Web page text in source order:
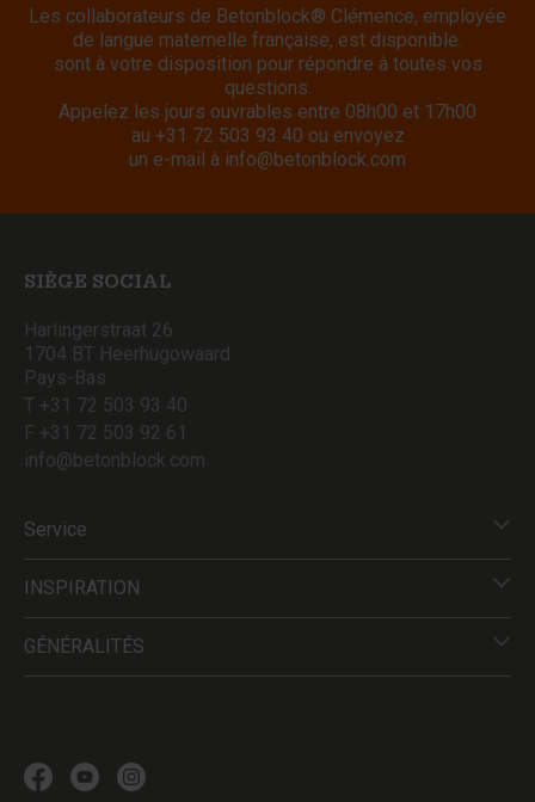
Les collaborateurs de Betonblock® Clémence, employée
de langue maternelle française, est disponible.
sont à votre disposition pour répondre à toutes vos
questions.
Appelez les jours ouvrables entre 08h00 et 17h00
au +31 72 503 93 40 ou envoyez
un e-mail à info@betonblock.com
SIÈGE SOCIAL
Harlingerstraat 26
1704 BT Heerhugowaard
Pays-Bas
T +31 72 503 93 40
F +31 72 503 92 61
info@betonblock.com
Service
INSPIRATION
GÉNÉRALITÉS